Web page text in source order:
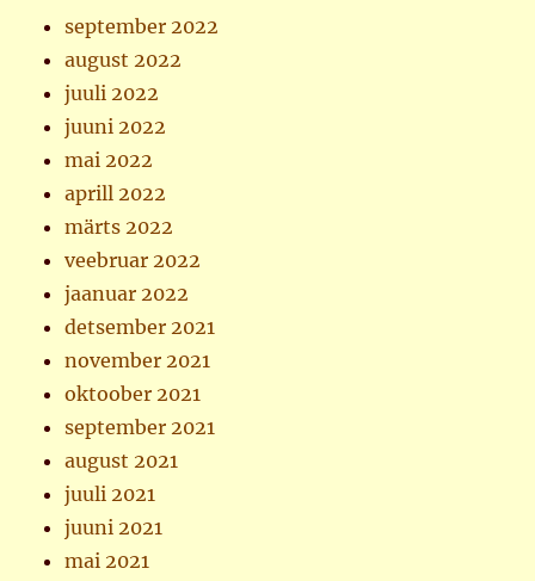
september 2022
august 2022
juuli 2022
juuni 2022
mai 2022
aprill 2022
märts 2022
veebruar 2022
jaanuar 2022
detsember 2021
november 2021
oktoober 2021
september 2021
august 2021
juuli 2021
juuni 2021
mai 2021